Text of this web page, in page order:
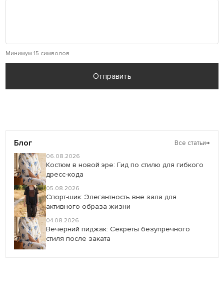
Минимум 15 символов
Отправить
Блог Все статьи→
06.08.2026
Костюм в новой эре: Гид по стилю для гибкого
дресс-кода
05.08.2026
Спорт-шик: Элегантность вне зала для
активного образа жизни
04.08.2026
Вечерний пиджак: Секреты безупречного
стиля после заката